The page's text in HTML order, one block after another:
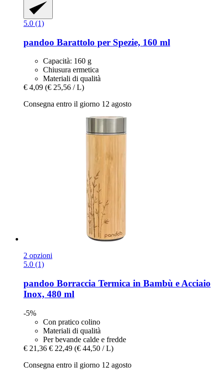
5.0 (1)
pandoo Barattolo per Spezie, 160 ml
Capacità: 160 g
Chiusura ermetica
Materiali di qualità
€ 4,09 (€ 25,56 / L)
Consegna entro il giorno 12 agosto
2 opzioni
5.0 (1)
pandoo Borraccia Termica in Bambù e Acciaio
Inox, 480 ml
-5%
Con pratico colino
Materiali di qualità
Per bevande calde e fredde
€ 21,36 € 22,49 (€ 44,50 / L)
Consegna entro il giorno 12 agosto